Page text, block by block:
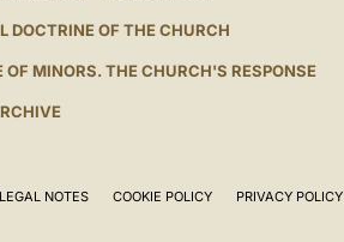
DOCTRINE OF THE CHURCH
OF MINORS. THE CHURCH'S RESPONSE
LEGAL NOTES COOKIE POLICY PRIVACY POLICY